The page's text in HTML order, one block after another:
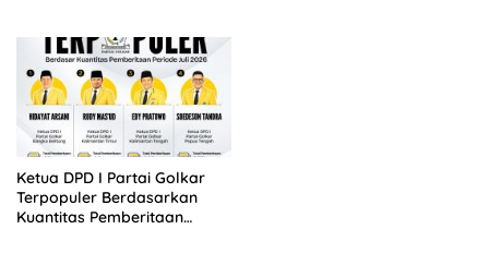
Ketua DPD I Partai Golkar
Terpopuler Berdasarkan
Kuantitas Pemberitaan